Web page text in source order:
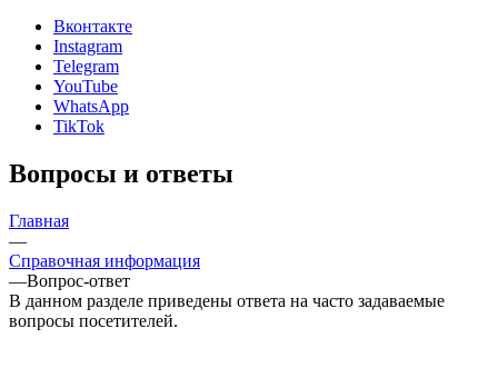
Вконтакте
Instagram
Telegram
YouTube
WhatsApp
TikTok
Вопросы и ответы
Главная
—
Справочная информация
—Вопрос-ответ
В данном разделе приведены ответа на часто задаваемые
вопросы посетителей.